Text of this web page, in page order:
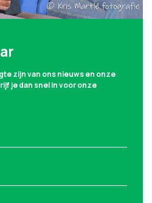
zijn van ons nieuws en onze
je dan snel in voor onze